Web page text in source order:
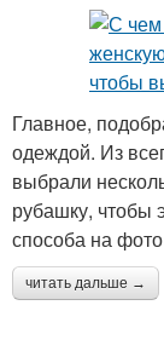
Главное,
одеждой. Из
выбрали
рубашку, чтобы
способа на
читать дальше →